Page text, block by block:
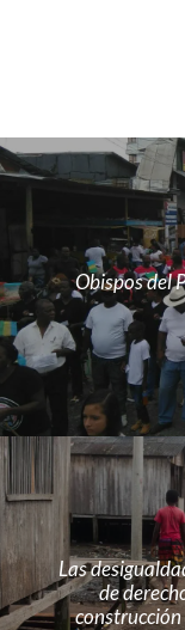
Obispos del
Las
de
construcción